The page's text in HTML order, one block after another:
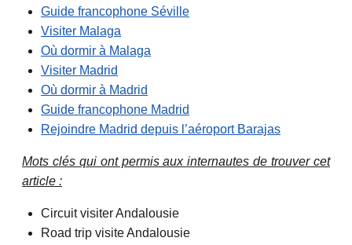
Guide francophone Séville
Visiter Malaga
Où dormir à Malaga
Visiter Madrid
Où dormir à Madrid
Guide francophone Madrid
Rejoindre Madrid depuis l’aéroport Barajas
Mots clés qui ont permis aux internautes de trouver cet
article :
Circuit visiter Andalousie
Road trip visite Andalousie